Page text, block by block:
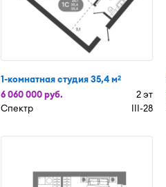
1-комнатная студия 35,4 м2
6 060 000 руб.
2 эт
Спектр
III-28